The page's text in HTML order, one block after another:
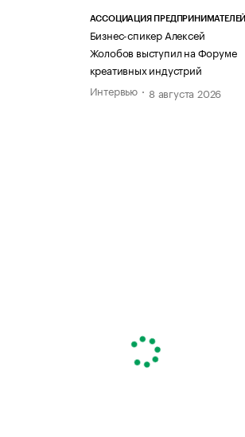
АССОЦИАЦИЯ ПРЕДПРИНИМАТЕЛЕЙ
Бизнес-спикер Алексей
Жолобов выступил на Форуме
креативных индустрий
Интервью
8 августа 2026